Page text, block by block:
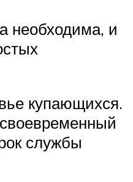
необходима, и
купающихся.
службы